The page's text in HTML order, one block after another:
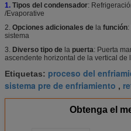
1. Tipos del condensador:
/Evaporative
2. Opciones adicionales de la función
sistema
3. Diverso tipo de la puerta: Puerta
ascendente horizontal de la vertical de
Etiquetas: proceso del
sistema pre de enfriamiento ,
Obtenga el